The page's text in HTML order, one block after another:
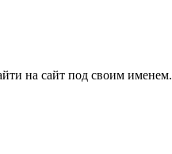
на сайт под своим именем.